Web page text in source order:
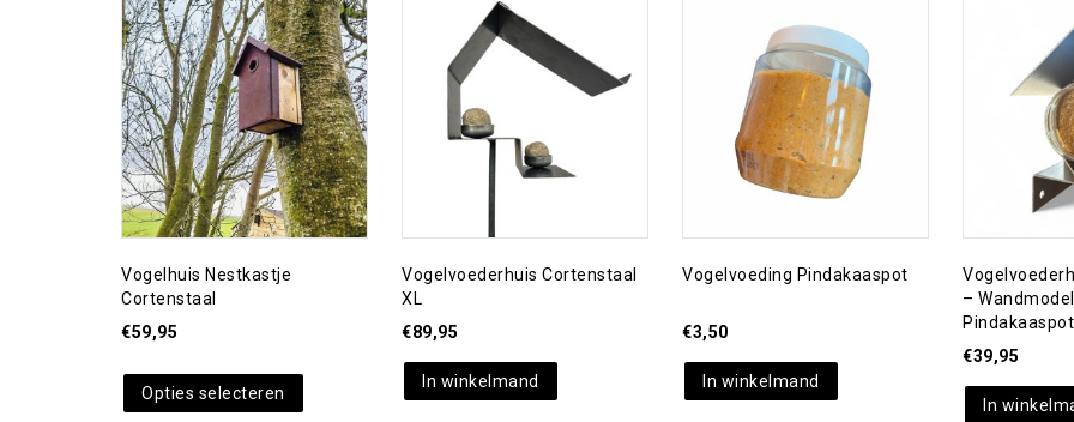
Vogelhuis Nestkastje
Cortenstaal
€59,95
Opties selecteren
Vogelvoederhuis Cortenstaal
XL
€89,95
In winkelmand
Vogelvoeding Pindakaaspot
€3,50
In winkelmand
–
Pindakaaspot
€39,95
In